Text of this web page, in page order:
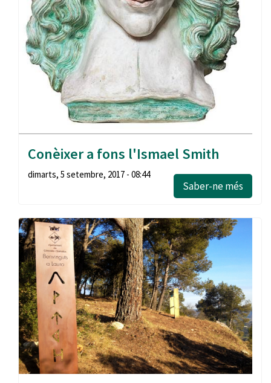
Conèixer a fons l'Ismael Smith
dimarts, 5 setembre, 2017 - 08:44
Saber-ne més